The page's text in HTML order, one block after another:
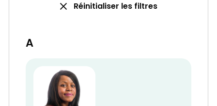
Réinitialiser les filtres
A